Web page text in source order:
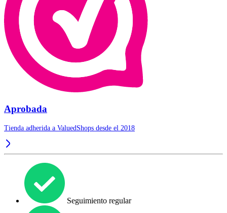
Aprobada
Tienda adherida a ValuedShops desde el 2018
Seguimiento regular